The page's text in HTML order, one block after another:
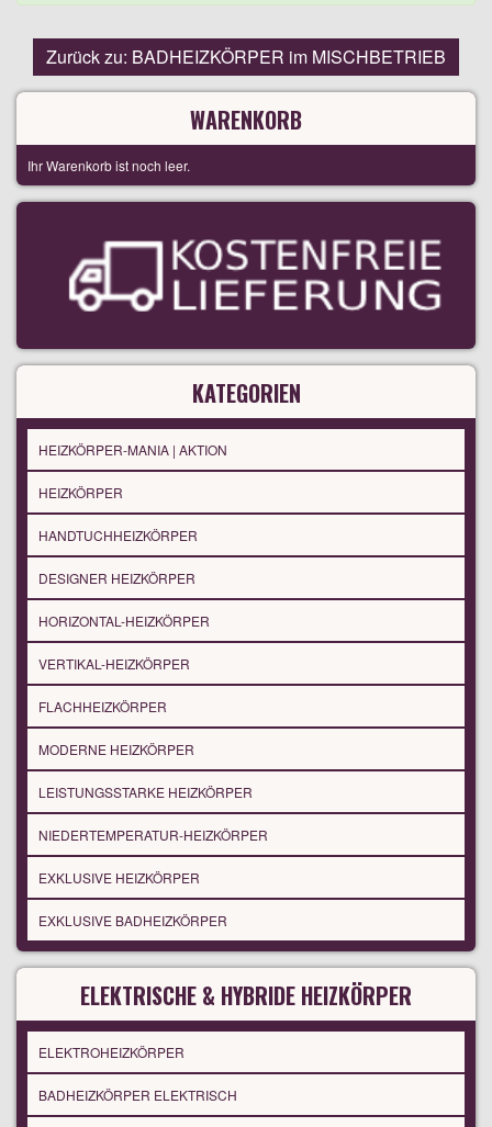
Zurück zu: BADHEIZKÖRPER im MISCHBETRIEB
WARENKORB
Ihr Warenkorb ist noch leer.
KATEGORIEN
HEIZKÖRPER-MANIA | AKTION
HEIZKÖRPER
HANDTUCHHEIZKÖRPER
DESIGNER HEIZKÖRPER
HORIZONTAL-HEIZKÖRPER
VERTIKAL-HEIZKÖRPER
FLACHHEIZKÖRPER
MODERNE HEIZKÖRPER
LEISTUNGSSTARKE HEIZKÖRPER
NIEDERTEMPERATUR-HEIZKÖRPER
EXKLUSIVE HEIZKÖRPER
EXKLUSIVE BADHEIZKÖRPER
ELEKTRISCHE & HYBRIDE HEIZKÖRPER
ELEKTROHEIZKÖRPER
BADHEIZKÖRPER ELEKTRISCH